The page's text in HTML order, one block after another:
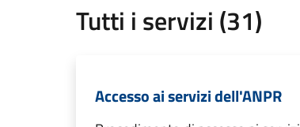
Tutti i servizi (31)
Accesso ai servizi dell'ANPR